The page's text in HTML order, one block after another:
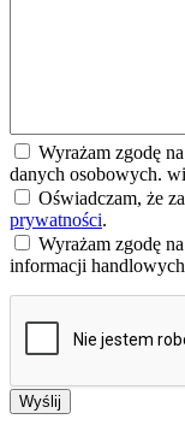
Wyrażam zgodę
danych osobowych.
Oświadczam, że
prywatności.
Wyrażam zgodę
informacji handlowych
Wyślij